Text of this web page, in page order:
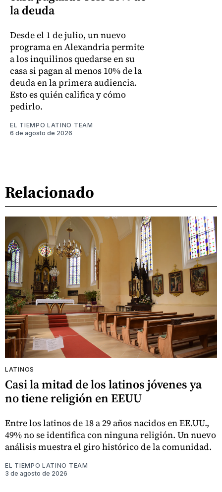
la deuda
Desde el 1 de julio, un nuevo
programa en Alexandria permite
a los inquilinos quedarse en su
casa si pagan al menos 10% de la
deuda en la primera audiencia.
Esto es quién califica y cómo
pedirlo.
EL TIEMPO LATINO TEAM
6 de agosto de 2026
Relacionado
LATINOS
Casi la mitad de los latinos jóvenes ya
no tiene religión en EEUU
Entre los latinos de 18 a 29 años nacidos en EE.UU.,
49% no se identifica con ninguna religión. Un nuevo
análisis muestra el giro histórico de la comunidad.
EL TIEMPO LATINO TEAM
3 de agosto de 2026